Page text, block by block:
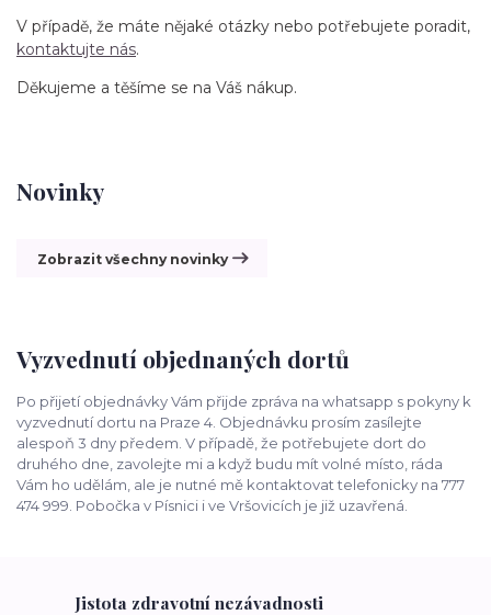
Novinky
Zobrazit všechny novinky
Vyzvednutí objednaných dortů
Po přijetí objednávky Vám přijde zpráva na whatsapp s pokyny k
vyzvednutí dortu na Praze 4. Objednávku prosím zasílejte
alespoň 3 dny předem. V případě, že potřebujete dort do
druhého dne, zavolejte mi a když budu mít volné místo, ráda
Vám ho udělám, ale je nutné mě kontaktovat telefonicky na 777
474 999. Pobočka v Písnici i ve Vršovicích je již uzavřená.
V případě, že máte nějaké otázky nebo potřebujete poradit,
kontaktujte nás.
Děkujeme a těšíme se na Váš nákup.
Jistota zdravotní nezávadnosti